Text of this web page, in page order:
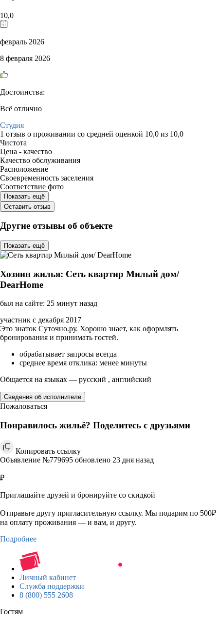
10,0
февраль 2026
8 февраля 2026
Достоинства:
Всё отлично
Студия
1 отзыв о проживании со средней оценкой 10,0 из 10,0
Чистота
Цена - качество
Качество обслуживания
Расположение
Своевременность заселения
Соответствие фото
Показать ещё
Оставить отзыв
Другие отзывы об объекте
Показать ещё
Хозяин жилья: Сеть квартир Милый дом/
DearHome
был на сайте: 25 минут назад
участник с декабря 2017
Это знаток Суточно.ру. Хорошо знает, как оформлять
бронирования и принимать гостей.
обрабатывает запросы всегда
среднее время отклика: менее минуты
Общается на языках — русский , английский
Сведения об исполнителе
Пожаловаться
Понравилось жильё? Поделитесь с друзьями
Копировать ссылку
Объявление №779695 обновлено 23 дня назад
₽
Приглашайте друзей и бронируйте со скидкой
Отправьте другу пригласительную ссылку. Мы подарим по 500₽
на оплату проживания — и вам, и другу.
Подробнее
Личный кабинет
Служба поддержки
8 (800) 555 2608
Гостям